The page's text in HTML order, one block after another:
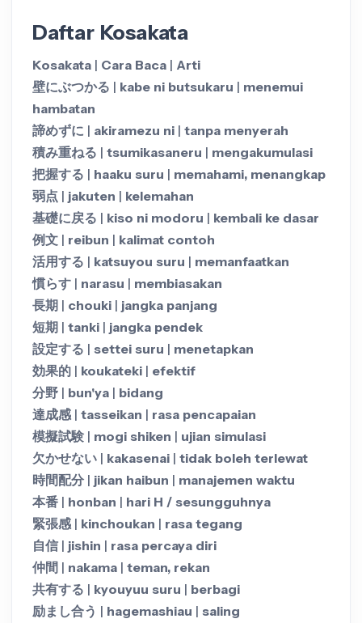
Daftar Kosakata
Kosakata | Cara Baca | Arti
壁にぶつかる | kabe ni butsukaru | menemui
hambatan
諦めずに | akiramezu ni | tanpa menyerah
積み重ねる | tsumikasaneru | mengakumulasi
把握する | haaku suru | memahami, menangkap
弱点 | jakuten | kelemahan
基礎に戻る | kiso ni modoru | kembali ke dasar
例文 | reibun | kalimat contoh
活用する | katsuyou suru | memanfaatkan
慣らす | narasu | membiasakan
長期 | chouki | jangka panjang
短期 | tanki | jangka pendek
設定する | settei suru | menetapkan
効果的 | koukateki | efektif
分野 | bun'ya | bidang
達成感 | tasseikan | rasa pencapaian
模擬試験 | mogi shiken | ujian simulasi
欠かせない | kakasenai | tidak boleh terlewat
時間配分 | jikan haibun | manajemen waktu
本番 | honban | hari H / sesungguhnya
緊張感 | kinchoukan | rasa tegang
自信 | jishin | rasa percaya diri
仲間 | nakama | teman, rekan
共有する | kyouyuu suru | berbagi
励まし合う | hagemashiau | saling